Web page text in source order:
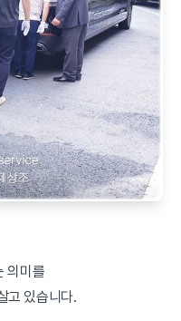
의미를
고 있습니다.